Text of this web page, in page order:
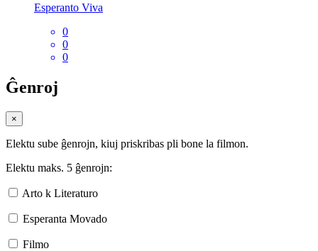
Esperanto Viva
0
0
0
Ĝenroj
×
Elektu sube ĝenrojn, kiuj priskribas pli bone la filmon.
Elektu maks. 5 ĝenrojn:
Arto k Literaturo
Esperanta Movado
Filmo